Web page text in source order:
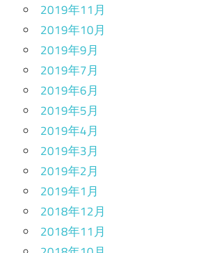
2019年11月
2019年10月
2019年9月
2019年7月
2019年6月
2019年5月
2019年4月
2019年3月
2019年2月
2019年1月
2018年12月
2018年11月